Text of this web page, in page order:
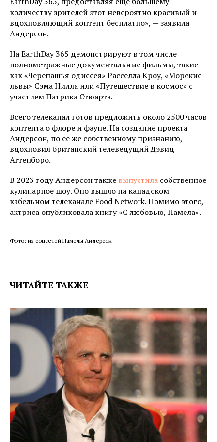
количеству зрителей этот невероятно красивый и
вдохновляющий контент бесплатно», — заявила
Андерсон.
На EarthDay 365 демонстрируют в том числе
полнометражные документальные фильмы, такие
как «Черепашья одиссея» Расселла Кроу, «Морские
львы» Сэма Нилла или «Путешествие в космос» с
участием Патрика Стюарта.
Всего телеканал готов предложить около 2500 часов
контента о флоре и фауне. На создание проекта
Андерсон, по ее же собственному признанию,
вдохновил британский телеведущий Дэвид
Аттенборо.
В 2023 году Андерсон также выпустила собственное
кулинарное шоу. Оно вышло на канадском
кабельном телеканале Food Network. Помимо этого,
актриса опубликовала книгу «С любовью, Памела».
Фото: из соцсетей Памелы Андерсон
ЧИТАЙТЕ ТАКЖЕ